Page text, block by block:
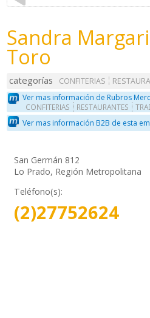
Sandra
Toro
categorías CONFITERIAS
Ver mas información de Rubros
CONFITERIAS RESTAURANTES
Ver mas información B2B de esta
San Germán 812
Lo Prado, Región Metropolitana
Teléfono(s):
(2)27752624